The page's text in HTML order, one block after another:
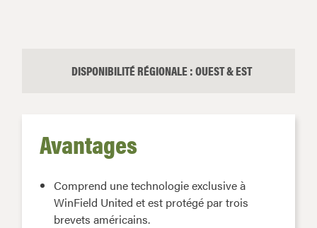
DISPONIBILITÉ RÉGIONALE : OUEST & EST
Avantages
Comprend une technologie exclusive à
WinField United et est protégé par trois
brevets américains.